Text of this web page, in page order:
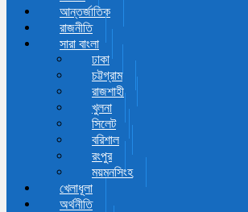
আন্তর্জাতিক
রাজনীতি
সারা বাংলা
ঢাকা
চট্টগ্রাম
রাজশাহী
খুলনা
সিলেট
বরিশাল
রংপুর
ময়মনসিংহ
খেলাধূলা
অর্থনীতি